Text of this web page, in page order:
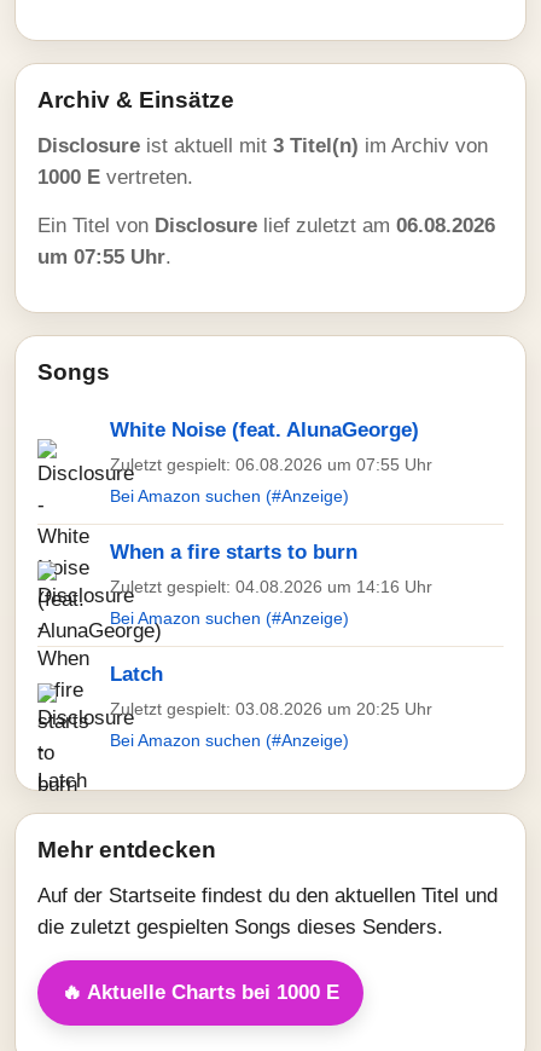
Archiv & Einsätze
Disclosure ist aktuell mit 3 Titel(n) im Archiv von
1000 E vertreten.
Ein Titel von Disclosure lief zuletzt am 06.08.2026
um 07:55 Uhr.
Songs
White Noise (feat. AlunaGeorge)
Zuletzt gespielt: 06.08.2026 um 07:55 Uhr
Bei Amazon suchen (#Anzeige)
When a fire starts to burn
Zuletzt gespielt: 04.08.2026 um 14:16 Uhr
Bei Amazon suchen (#Anzeige)
Latch
Zuletzt gespielt: 03.08.2026 um 20:25 Uhr
Bei Amazon suchen (#Anzeige)
Mehr entdecken
Auf der Startseite findest du den aktuellen Titel und
die zuletzt gespielten Songs dieses Senders.
🔥 Aktuelle Charts bei 1000 E